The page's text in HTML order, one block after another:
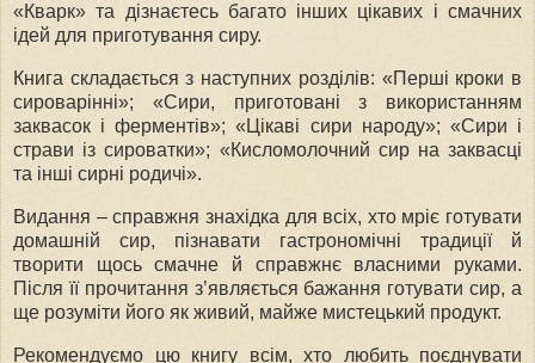
«Кварк» та дізнаєтесь багато інших цікавих і смачних
ідей для приготування сиру.
Книга складається з наступних розділів: «Перші кроки в
сироварінні»; «Сири, приготовані з використанням
заквасок і ферментів»; «Цікаві сири народу»; «Сири і
страви із сироватки»; «Кисломолочний сир на заквасці
та інші сирні родичі».
Видання – справжня знахідка для всіх, хто мріє готувати
домашній сир, пізнавати гастрономічні традиції й
творити щось смачне й справжнє власними руками.
Після її прочитання з’являється бажання готувати сир, а
ще розуміти його як живий, майже мистецький продукт.
Рекомендуємо цю книгу всім, хто любить поєднувати